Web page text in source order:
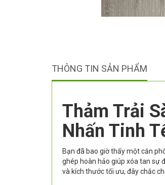
THÔNG TIN SẢN PHẨM
Thảm Trải
Nhấn Tinh
Bạn đã bao giờ thấy một căn
ghép hoàn hảo giúp xóa tan sự
và kích thước tối ưu, đây chắc